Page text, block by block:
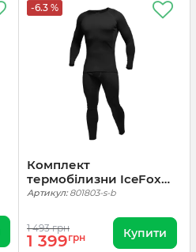
-6.3 %
Комплект
термобілизни IceFox
level 1 + . Чорний
Артикул:801803-s-b
1 493 грн
1 399грн Купити